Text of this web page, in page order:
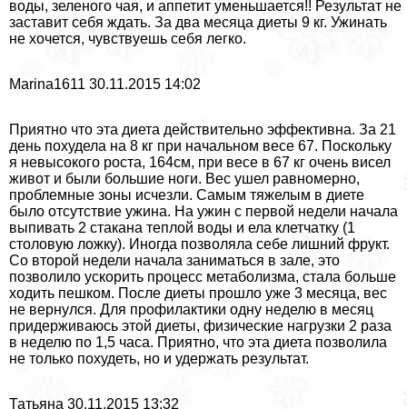
воды, зеленого чая, и аппетит уменьшается!! Результат не
заставит себя ждать. За два месяца диеты 9 кг. Ужинать
не хочется, чувствуешь себя легко.
Marina1611 30.11.2015 14:02
Приятно что эта диета действительно эффективна. За 21
день похудела на 8 кг при начальном весе 67. Поскольку
я невысокого роста, 164см, при весе в 67 кг очень висел
живот и были большие ноги. Вес ушел равномерно,
проблемные зоны исчезли. Самым тяжелым в диете
было отсутствие ужина. На ужин с первой недели начала
выпивать 2 стакана теплой воды и ела клетчатку (1
столовую ложку). Иногда позволяла себе лишний фрукт.
Со второй недели начала заниматься в зале, это
позволило ускорить процесс метаболизма, стала больше
ходить пешком. После диеты прошло уже 3 месяца, вес
не вернулся. Для профилактики одну неделю в месяц
придерживаюсь этой диеты, физические нагрузки 2 раза
в неделю по 1,5 часа. Приятно, что эта диета позволила
не только похудеть, но и удержать результат.
Татьяна 30.11.2015 13:32